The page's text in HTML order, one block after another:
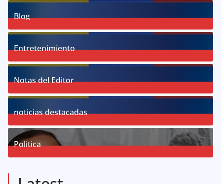
Blog
Posts
Entretenimiento
Posts
Notas del Editor
Posts
noticias destacadas
Politica